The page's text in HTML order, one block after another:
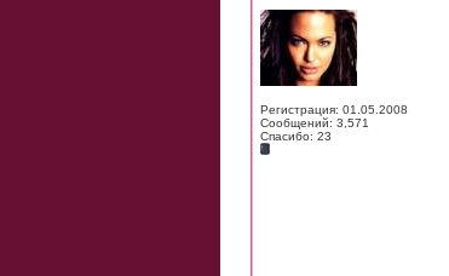
Регистрация: 01.05.2008
Сообщений: 3,571
Спасибо: 23